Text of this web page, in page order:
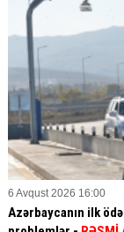
6 Avqust 2026 16:00
Azərbaycanın ilk